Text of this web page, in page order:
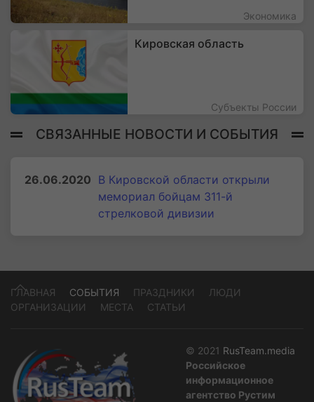
Экономика
Кировская область
Субъекты России
СВЯЗАННЫЕ НОВОСТИ И СОБЫТИЯ
26.06.2020 В Кировской области открыли
мемориал бойцам 311-й
стрелковой дивизии
ГЛАВНАЯ СОБЫТИЯ ПРАЗДНИКИ
ЛЮДИ
ОРГАНИЗАЦИИ
МЕСТА СТАТЬИ
© 2021 RusTeam.media
Российское
информационное
агентство Рустим